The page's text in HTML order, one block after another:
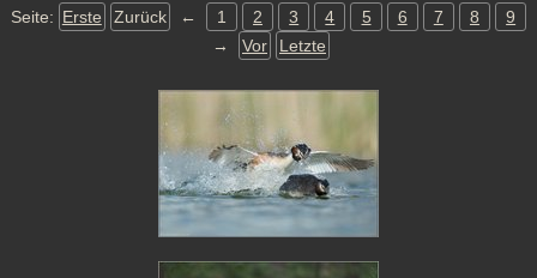
Seite: Erste Zurück ← 1 2 3 4 5 6 7 8
9
→
Vor Letzte